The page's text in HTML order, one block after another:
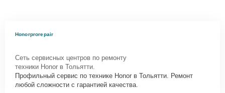
Honorprorepair
Сеть сервисных центров по ремонту
техники Honor в Тольятти.
Профильный сервис по технике Honor в Тольятти. Ремонт
любой сложности с гарантией качества.